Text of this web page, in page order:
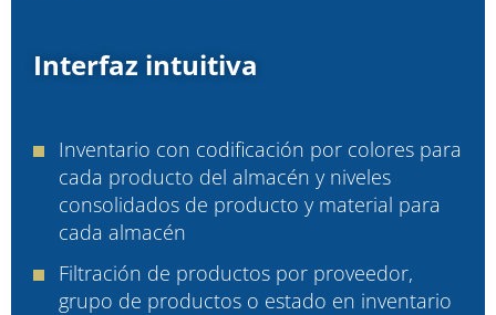
Interfaz intuitiva
Inventario con codificación por colores para
cada producto del almacén y niveles
consolidados de producto y material para
cada almacén
Filtración de productos por proveedor,
grupo de productos o estado en inventario